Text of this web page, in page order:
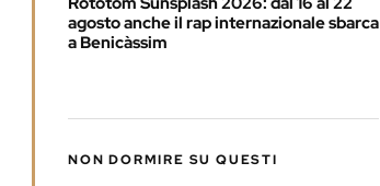
agosto anche il rap internazionale sbarca
a Benicàssim
NON DORMIRE SU QUESTI